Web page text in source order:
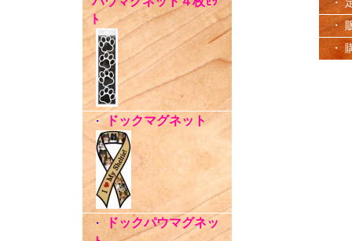
ﾄ
・ドックマグネット
・
ドックパウマグネッ
・
・
・